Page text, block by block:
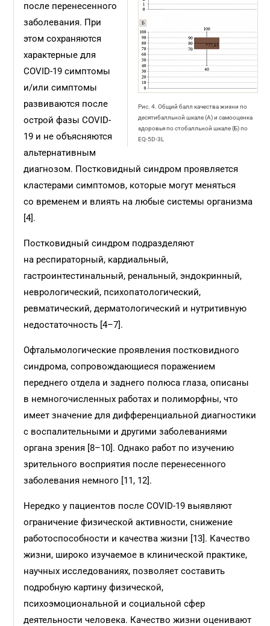
Рис. 4. Общий балл качества жизни по
десятибалльной шкале (А) и самооценка
здоровья по стобалльной шкале (Б) по
EQ-5D-3L
после перенесенного
заболевания. При
этом сохраняются
характерные для
COVID-19 симптомы
и/или симптомы
развиваются после
острой фазы COVID-
19 и не объясняются
альтернативным
диагнозом. Постковидный синдром проявляется
кластерами симптомов, которые могут меняться
со временем и влиять на любые системы организма
[4].
Постковидный синдром подразделяют
на респираторный, кардиальный,
гастроинтестинальный, ренальный, эндокринный,
неврологический, психопатологический,
ревматический, дерматологический и нутритивную
недостаточность [4–7].
Офтальмологические проявления постковидного
синдрома, сопровождающиеся поражением
переднего отдела и заднего полюса глаза, описаны
в немногочисленных работах и полиморфны, что
имеет значение для дифференциальной диагностики
с воспалительными и другими заболеваниями
органа зрения [8–10]. Однако работ по изучению
зрительного восприятия после перенесенного
заболевания немного [11, 12].
Нередко у пациентов после COVID-19 выявляют
ограничение физической активности, снижение
работоспособности и качества жизни [13]. Качество
жизни, широко изучаемое в клинической практике,
научных исследованиях, позволяет составить
подробную картину физической,
психоэмоциональной и социальной сфер
деятельности человека. Качество жизни оценивают